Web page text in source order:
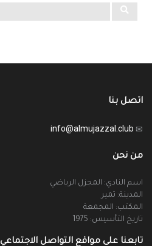
اتصل بنا
info@almujazzal.club
من نحن
اسم النادي: المجزل الرياضي
المدينة: تمير
المكتب: المجمعة
تاريخ التأسيس: 1975
تابعنا على مواقع التواصل الاجتماعي